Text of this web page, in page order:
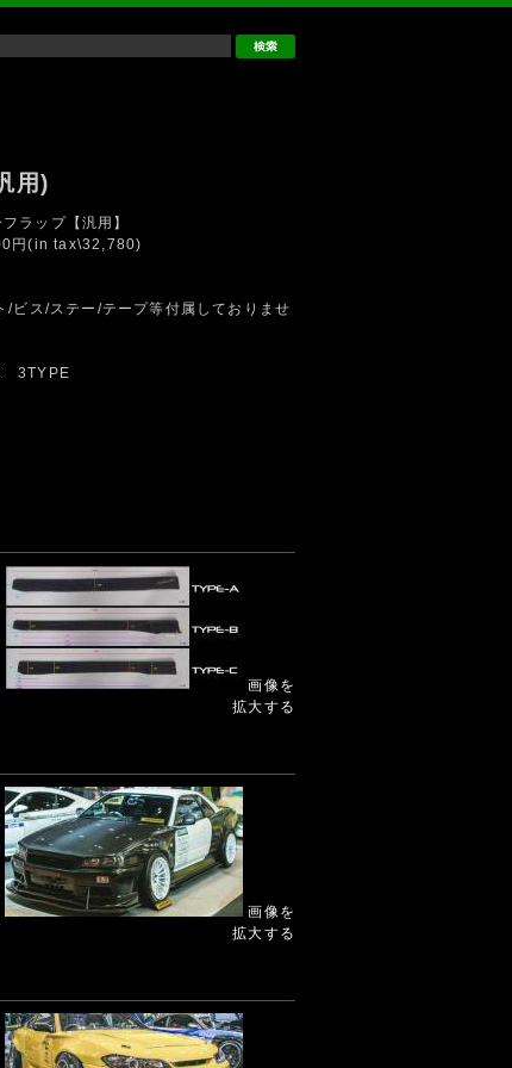
用)
ラップ【汎用】
円(in tax\32,780)
ビス/ステー/テープ等付属しておりませ
3TYPE
画像を
拡大する
画像を
拡大する